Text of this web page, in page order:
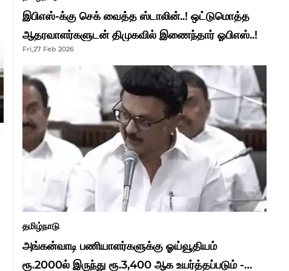
இபிஎஸ்-க்கு செக் வைத்த ஸ்டாலின்..! ஒட்டுமொத்த
ஆதரவாளர்களுடன் திமுகவில் இணைந்தார் ஓபிஎஸ்..!
Fri,27 Feb 2026
தமிழ்நாடு
அங்கன்வாடி பணியாளர்களுக்கு ஓய்வூதியம்
ரூ.2000ல் இருந்து ரூ.3,400 ஆக உயர்த்தப்படும் -